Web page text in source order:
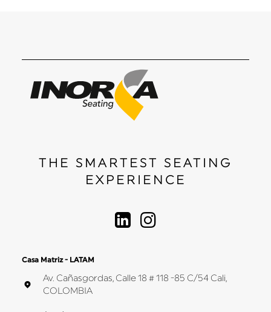
THE SMARTEST SEATING
EXPERIENCE
Casa Matriz - LATAM
Av. Cañasgordas, Calle 18 # 118 -85 C/54 Cali,
COLOMBIA